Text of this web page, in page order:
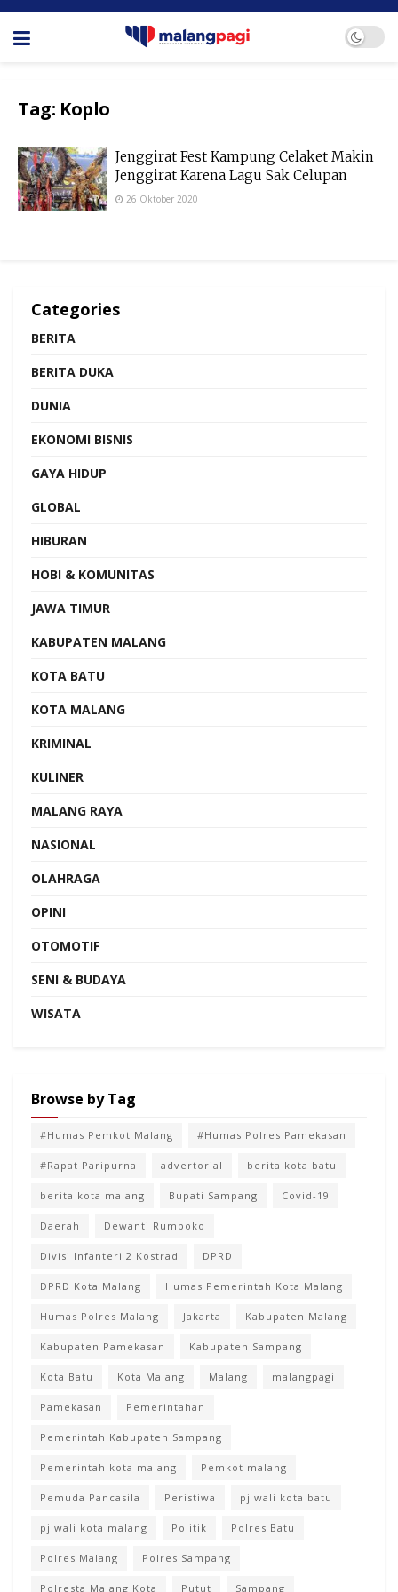
Tag: Koplo
Jenggirat Fest Kampung Celaket Makin
Jenggirat Karena Lagu Sak Celupan
26 Oktober 2020
Categories
BERITA
BERITA DUKA
DUNIA
EKONOMI BISNIS
GAYA HIDUP
GLOBAL
HIBURAN
HOBI & KOMUNITAS
JAWA TIMUR
KABUPATEN MALANG
KOTA BATU
KOTA MALANG
KRIMINAL
KULINER
MALANG RAYA
NASIONAL
OLAHRAGA
OPINI
OTOMOTIF
SENI & BUDAYA
WISATA
Browse by Tag
#Humas Pemkot Malang #Humas Polres Pamekasan
#Rapat Paripurna advertorial berita kota batu
berita kota malang Bupati Sampang Covid-19
Daerah Dewanti Rumpoko
Divisi Infanteri 2 Kostrad DPRD
DPRD Kota Malang Humas Pemerintah Kota Malang
Humas Polres Malang Jakarta Kabupaten Malang
Kabupaten Pamekasan Kabupaten Sampang
Kota Batu Kota Malang Malang malangpagi
Pamekasan Pemerintahan
Pemerintah Kabupaten Sampang
Pemerintah kota malang Pemkot malang
Pemuda Pancasila Peristiwa pj wali kota batu
pj wali kota malang Politik Polres Batu
Polres Malang Polres Sampang
Polresta Malang Kota Putut Sampang